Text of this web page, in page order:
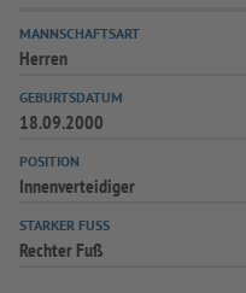
MANNSCHAFTSART
Herren
GEBURTSDATUM
18.09.2000
POSITION
Innenverteidiger
STARKER FUSS
Rechter Fuß